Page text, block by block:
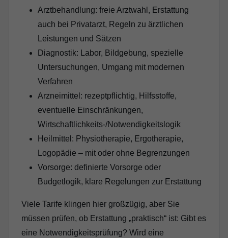
Arztbehandlung: freie Arztwahl, Erstattung
auch bei Privatarzt, Regeln zu ärztlichen
Leistungen und Sätzen
Diagnostik: Labor, Bildgebung, spezielle
Untersuchungen, Umgang mit modernen
Verfahren
Arzneimittel: rezeptpflichtig, Hilfsstoffe,
eventuelle Einschränkungen,
Wirtschaftlichkeits-/Notwendigkeitslogik
Heilmittel: Physiotherapie, Ergotherapie,
Logopädie – mit oder ohne Begrenzungen
Vorsorge: definierte Vorsorge oder
Budgetlogik, klare Regelungen zur Erstattung
Viele Tarife klingen hier großzügig, aber Sie
müssen prüfen, ob Erstattung „praktisch“ ist: Gibt es
eine Notwendigkeitsprüfung? Wird eine